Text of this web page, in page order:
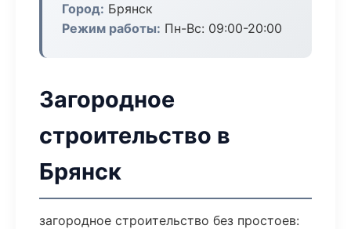
Город: Брянск
Режим работы: Пн-Вс: 09:00-20:00
Загородное
строительство в
Брянск
загородное строительство без простоев: